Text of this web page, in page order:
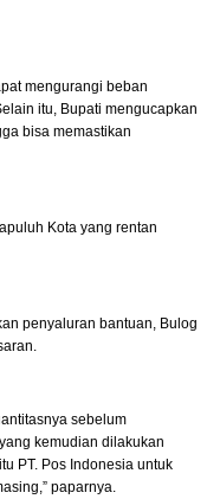
mengurangi beban
itu, Bupati mengucapkan
bisa memastikan
Kota yang rentan
penyaluran bantuan, Bulog
sebelum
kemudian dilakukan
PT. Pos Indonesia untuk
paparnya.